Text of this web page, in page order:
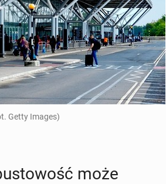
Getty Images)
może